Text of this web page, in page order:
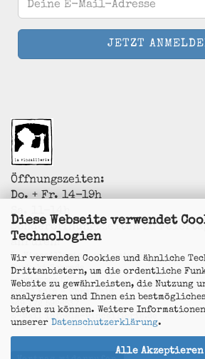
Diese Webseite verwendet
Technologien
Wir verwenden Cookies und ähnliche
Drittanbietern, um die ordentliche
Website zu gewährleisten, die Nutzung
analysieren und Ihnen ein
bieten zu können. Weitere
unserer Datenschutzerklärung.
Alle Akzeptieren
Öffnungszeiten:
Do. + Fr. 14-19h
Sa. 11-14h
Sonderöffnungszeiten zu
anrufen!
La Vincaillerie - vin naturel
Surk-ki Schrade
Leostrasse 57
50823 Köln - Ehrenfeld
+49 172 5926537
info@la-vincaillerie.de